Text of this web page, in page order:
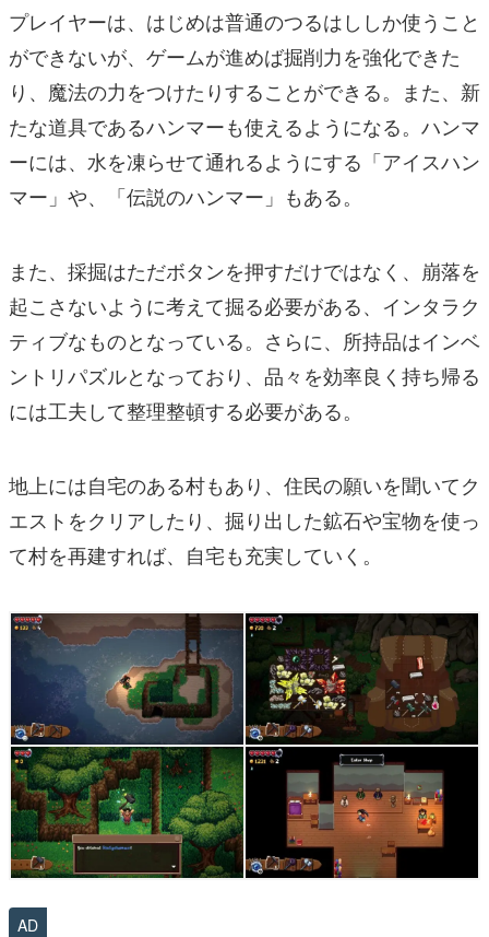
プレイヤーは、はじめは普通のつるはししか使うこと
ができないが、ゲームが進めば掘削力を強化できた
り、魔法の力をつけたりすることができる。また、新
たな道具であるハンマーも使えるようになる。ハンマ
ーには、水を凍らせて通れるようにする「アイスハン
マー」や、「伝説のハンマー」もある。
また、採掘はただボタンを押すだけではなく、崩落を
起こさないように考えて掘る必要がある、インタラク
ティブなものとなっている。さらに、所持品はインベ
ントリパズルとなっており、品々を効率良く持ち帰る
には工夫して整理整頓する必要がある。
地上には自宅のある村もあり、住民の願いを聞いてク
エストをクリアしたり、掘り出した鉱石や宝物を使っ
て村を再建すれば、自宅も充実していく。
AD